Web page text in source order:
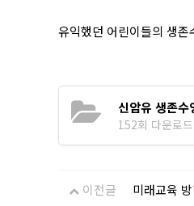
유익했던 어린이들의 생
신암유 생존
152회 다운로
이전글 미래교육